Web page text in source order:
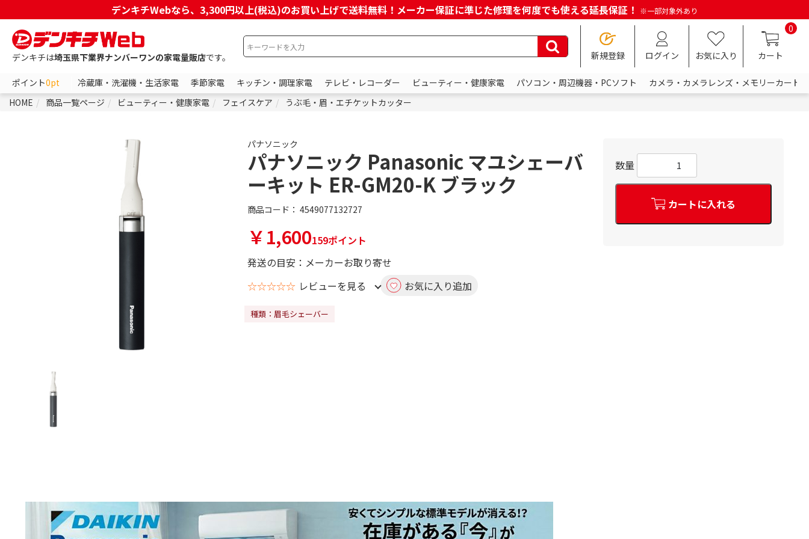
デンキチWebなら、3,300円以上(税込)のお買い上げで送料無料！メーカー保証に準じた修理を何度でも使える延長保証！ ※一部対象外あり
デンキチは埼玉県下業界ナンバーワンの家電量販店です。 新規登録 ログイン お気に入り
0
カート
ポイント0pt 冷蔵庫・洗濯機・生活家電 季節家電 キッチン・調理家電 テレビ・レコーダー ビューティー・健康家電 パソコン・周辺機器・PCソフト
カメラ・カメラレンズ・メモリーカード
HOME
商品一覧ページ ビューティー・健康家電 フェイスケア うぶ毛・眉・エチケットカッター
パナソニック
パナソニック Panasonic マユシェーバ
ーキット ER-GM20-K ブラック
商品コード： 4549077132727
￥1,600159ポイント
発送の目安：メーカーお取り寄せ
☆☆☆☆☆ レビューを見る お気に入り追加
種類：眉毛シェーバー
数量
カートに入れる